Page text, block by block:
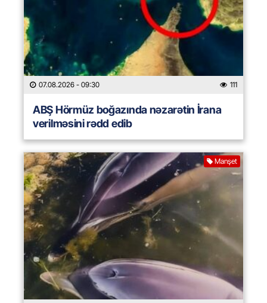
07.08.2026 - 09:30 111
ABŞ Hörmüz boğazında nəzarətin İrana
verilməsini rədd edib
Manşet